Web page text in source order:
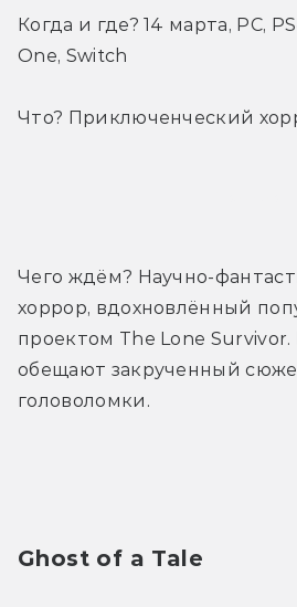
Когда и где? 14 марта, PC,
One, Switch
Что? Приключенческий
Чего ждём? Научно-
хоррор, вдохновлённый
проектом The Lone Survivor.
обещают закрученный
головоломки.
Ghost of a Tale